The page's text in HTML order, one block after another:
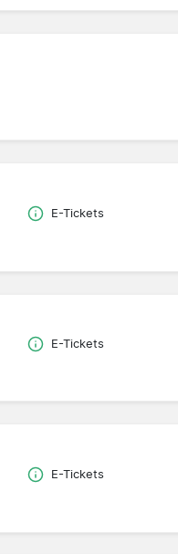
E-Tickets
E-Tickets
E-Tickets